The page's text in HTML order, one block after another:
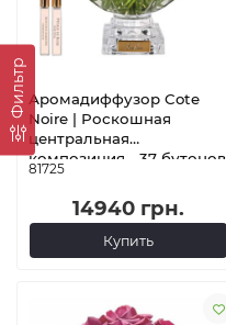
ФильтрАромадиффузор Cote
Noire | Роскошная
центральная
композиция - 37 бутонов
розовых оттенков -
Золотой значок
81725
14940 грн.
Купить